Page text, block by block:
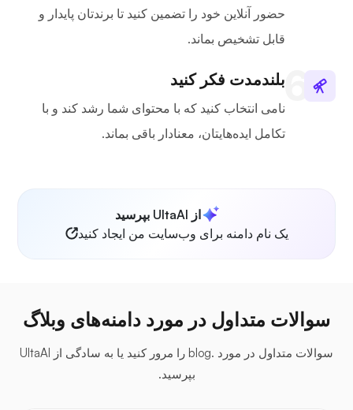
حضور آنلاین خود را تضمین کنید تا برندتان پایدار و
قابل تشخیص بماند.
بلندمدت فکر کنید
نامی انتخاب کنید که با محتوای شما رشد کند و با
تکامل ایده‌هایتان، معنادار باقی بماند.
از UltaAI بپرسید
یک نام دامنه برای وب‌سایت من ایجاد کنید
سوالات متداول در مورد دامنه‌های وبلاگ
سوالات متداول در مورد .blog را مرور کنید یا به سادگی از UltaAI
بپرسید.